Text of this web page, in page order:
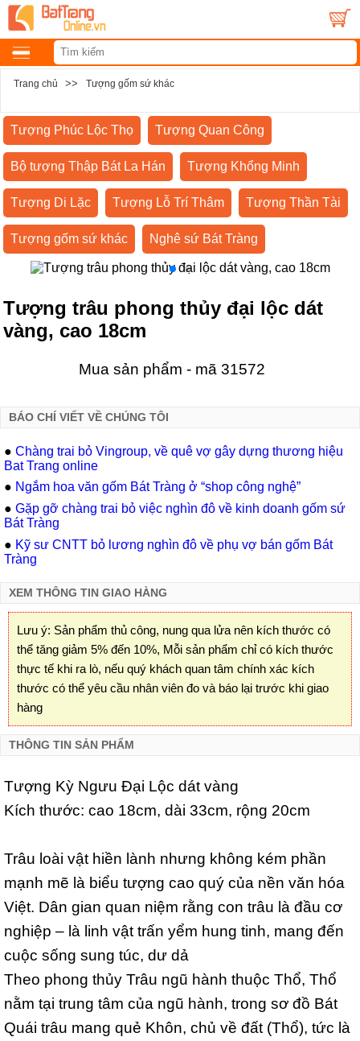
Trang chủ >> Tượng gốm sứ khác
Tượng Phúc Lộc Thọ Tượng Quan Công
Bộ tượng Thập Bát La Hán Tượng Khổng Minh
Tượng Di Lặc Tượng Lỗ Trí Thâm Tượng Thần Tài
Tượng gốm sứ khác Nghê sứ Bát Tràng
Tượng trâu phong thủy đại lộc dát
vàng, cao 18cm
Mua sản phẩm - mã 31572
BÁO CHÍ VIẾT VỀ CHÚNG TÔI
● Chàng trai bỏ Vingroup, về quê vợ gây dựng thương hiệu
Bat Trang online
● Ngắm hoa văn gốm Bát Tràng ở “shop công nghệ”
● Gặp gỡ chàng trai bỏ việc nghìn đô về kinh doanh gốm sứ
Bát Tràng
● Kỹ sư CNTT bỏ lương nghìn đô về phụ vợ bán gốm Bát
Tràng
XEM THÔNG TIN GIAO HÀNG
Lưu ý: Sản phẩm thủ công, nung qua lửa nên kích thước có
thể tăng giảm 5% đến 10%, Mỗi sản phẩm chỉ có kích thước
thực tế khi ra lò, nếu quý khách quan tâm chính xác kích
thước có thể yêu cầu nhân viên đo và báo lại trước khi giao
hàng
THÔNG TIN SẢN PHẨM
Tượng Kỳ Ngưu Đại Lộc dát vàng
Kích thước: cao 18cm, dài 33cm, rộng 20cm
Trâu loài vật hiền lành nhưng không kém phần
mạnh mẽ là biểu tượng cao quý của nền văn hóa
Việt. Dân gian quan niệm rằng con trâu là đầu cơ
nghiệp – là linh vật trấn yểm hung tinh, mang đến
cuộc sống sung túc, dư dả
Theo phong thủy Trâu ngũ hành thuộc Thổ, Thổ
nằm tại trung tâm của ngũ hành, trong sơ đồ Bát
Quái trâu mang quẻ Khôn, chủ về đất (Thổ), tức là